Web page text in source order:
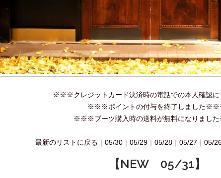
※※※クレジットカード決済時の電話での本人確認
※※※ポイントの付与を終了しました
※※※ブーツ購入時の送料が無料になりまし
最新のリストに戻る ｜ 05/30 ｜ 05/29 ｜ 05/28 ｜ 05/27 ｜ 05/
【NEW 05/31】